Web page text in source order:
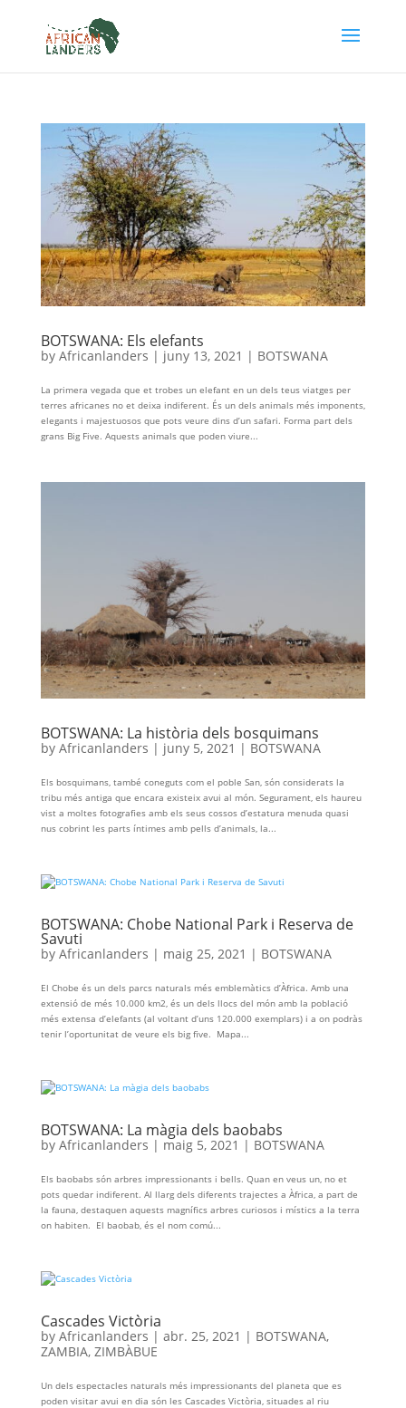
BOTSWANA: Els elefants
by Africanlanders | juny 13, 2021 | BOTSWANA
La primera vegada que et trobes un elefant en un dels teus viatges per
terres africanes no et deixa indiferent. És un dels animals més imponents,
elegants i majestuosos que pots veure dins d’un safari. Forma part dels
grans Big Five. Aquests animals que poden viure...
BOTSWANA: La història dels bosquimans
by Africanlanders | juny 5, 2021 | BOTSWANA
Els bosquimans, també coneguts com el poble San, són considerats la
tribu més antiga que encara existeix avui al món. Segurament, els haureu
vist a moltes fotografies amb els seus cossos d’estatura menuda quasi
nus cobrint les parts íntimes amb pells d’animals, la...
BOTSWANA: Chobe National Park i Reserva de
Savuti
by Africanlanders | maig 25, 2021 | BOTSWANA
El Chobe és un dels parcs naturals més emblemàtics d’Àfrica. Amb una
extensió de més 10.000 km2, és un dels llocs del món amb la població
més extensa d’elefants (al voltant d’uns 120.000 exemplars) i a on podràs
tenir l’oportunitat de veure els big five. Mapa...
BOTSWANA: La màgia dels baobabs
by Africanlanders | maig 5, 2021 | BOTSWANA
Els baobabs són arbres impressionants i bells. Quan en veus un, no et
pots quedar indiferent. Al llarg dels diferents trajectes a Àfrica, a part de
la fauna, destaquen aquests magnífics arbres curiosos i místics a la terra
on habiten. El baobab, és el nom comú...
Cascades Victòria
by Africanlanders | abr. 25, 2021 | BOTSWANA,
ZAMBIA, ZIMBÀBUE
Un dels espectacles naturals més impressionants del planeta que es
poden visitar avui en dia són les Cascades Victòria, situades al riu